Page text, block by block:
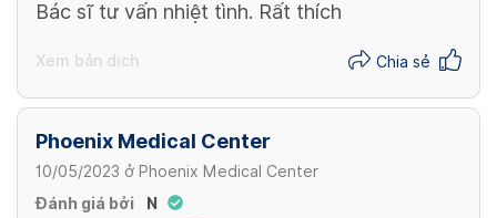
165,000 VND/ Lần
Xem thêm
Bác sĩ tư vấn nhiệt tình. Rất thích
Xem bản dịch Chia sẻ
Phoenix Medical Center
10/05/2023 ở Phoenix Medical Center
Đánh giá bởi
N